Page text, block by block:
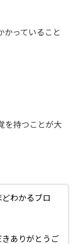
かっていること
を持つことが大
わかるブロ
ありがとうご